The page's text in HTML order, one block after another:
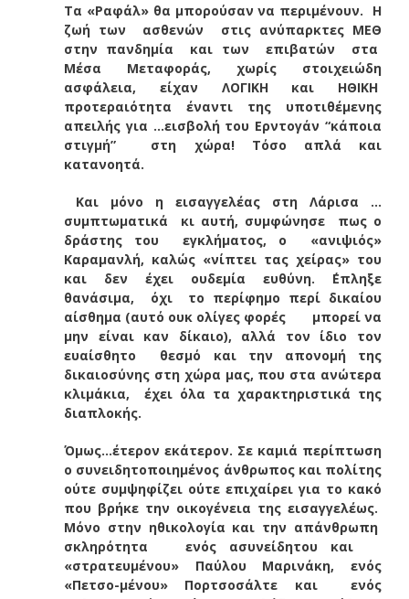
Τα «Ραφάλ» θα μπορούσαν να περιμένουν. Η
ζωή των ασθενών στις ανύπαρκτες ΜΕΘ
στην πανδημία και των επιβατών στα
Μέσα Μεταφοράς, χωρίς στοιχειώδη
ασφάλεια, είχαν ΛΟΓΙΚΗ και ΗΘΙΚΗ
προτεραιότητα έναντι της υποτιθέμενης
απειλής για …εισβολή του Ερντογάν “κάποια
στιγμή” στη χώρα! Τόσο απλά και
κατανοητά.
Και μόνο η εισαγγελέας στη Λάρισα …
συμπτωματικά κι αυτή, συμφώνησε πως ο
δράστης του εγκλήματος, ο «ανιψιός»
Καραμανλή, καλώς «νίπτει τας χείρας» του
και δεν έχει ουδεμία ευθύνη. ΄Επληξε
θανάσιμα, όχι το περίφημο περί δικαίου
αίσθημα (αυτό ουκ ολίγες φορές μπορεί να
μην είναι καν δίκαιο), αλλά τον ίδιο τον
ευαίσθητο θεσμό και την απονομή της
δικαιοσύνης στη χώρα μας, που στα ανώτερα
κλιμάκια, έχει όλα τα χαρακτηριστικά της
διαπλοκής.
Όμως…έτερον εκάτερον. Σε καμιά περίπτωση
ο συνειδητοποιημένος άνθρωπος και πολίτης
ούτε συμψηφίζει ούτε επιχαίρει για το κακό
που βρήκε την οικογένεια της εισαγγελέως.
Μόνο στην ηθικολογία και την απάνθρωπη
σκληρότητα ενός ασυνείδητου και
«στρατευμένου» Παύλου Μαρινάκη, ενός
«Πετσο-μένου» Πορτσοσάλτε και ενός